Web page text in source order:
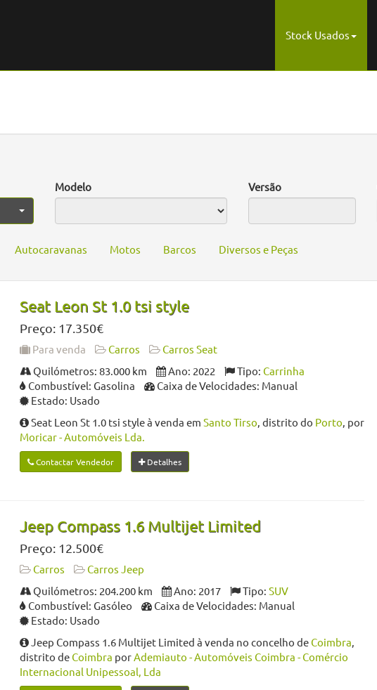
Stock Usados
Modelo Versão
Autocaravanas Motos Barcos Diversos e Peças
Seat Leon St 1.0 tsi style
Preço: 17.350€
Para venda Carros
Carros Seat
Quilómetros: 83.000 km
Ano: 2022 Tipo: Carrinha
Combustível: Gasolina
Caixa de Velocidades: Manual
Estado: Usado
Seat Leon St 1.0 tsi style à venda em Santo Tirso, distrito do Porto, por
Moricar - Automóveis Lda.
Contactar Vendedor Detalhes
Jeep Compass 1.6 Multijet Limited
Preço: 12.500€
Carros
Carros Jeep
Quilómetros: 204.200 km
Ano: 2017 Tipo: SUV
Combustível: Gasóleo
Caixa de Velocidades: Manual
Estado: Usado
Jeep Compass 1.6 Multijet Limited à venda no concelho deCoimbra,
distrito deCoimbra porAdemiauto - Automóveis Coimbra - Comércio
Internacional Unipessoal, Lda